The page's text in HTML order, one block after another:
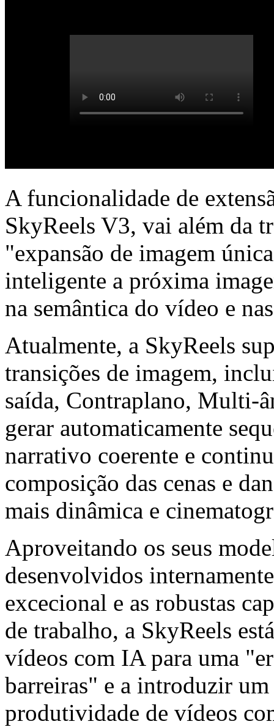
A funcionalidade de
SkyReels V3, vai além da
"expansão de imagem
inteligente a próxima
na semântica do vídeo e
Atualmente, a SkyReels
transições de imagem,
saída, Contraplano, Multi-
gerar automaticamente
narrativo coerente e
composição das cenas e
mais dinâmica e
Aproveitando os seus
desenvolvidos
excecional e as robustas
de trabalho, a SkyReels
vídeos com IA para uma
barreiras" e a introduzir
produtividade de vídeos